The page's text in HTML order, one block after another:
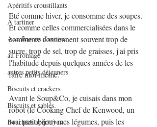
Apéritifs croustillants
A tartiner
Aux flocons d'avoine
au Fromage
autres petits déjeuners
Biscuits et crackers
Biscuits et sablés
Bouchées apéritives
Eté comme hiver, je consomme des soupes.
Et comme celles commercialisées dans le
commerce contiennent souvent trop de
sucre, trop de sel, trop de graisses, j'ai pris
l'habitude depuis quelques années de les
faire moi-même.
Avant le Soup&Co, je cuisais dans mon
robot (le Cooking Chef de Kenwood, un
vrai petit bijou) mes légumes, puis les